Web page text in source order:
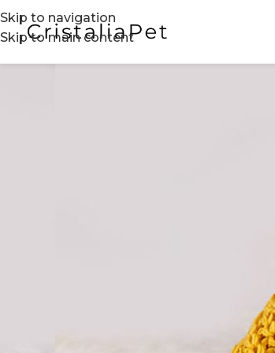
Skip to navigation
Skip to main content